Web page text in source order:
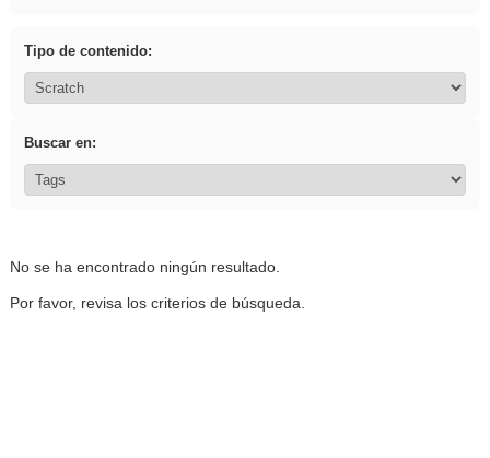
Tipo de contenido:
Buscar en:
No se ha encontrado ningún resultado.
Por favor, revisa los criterios de búsqueda.